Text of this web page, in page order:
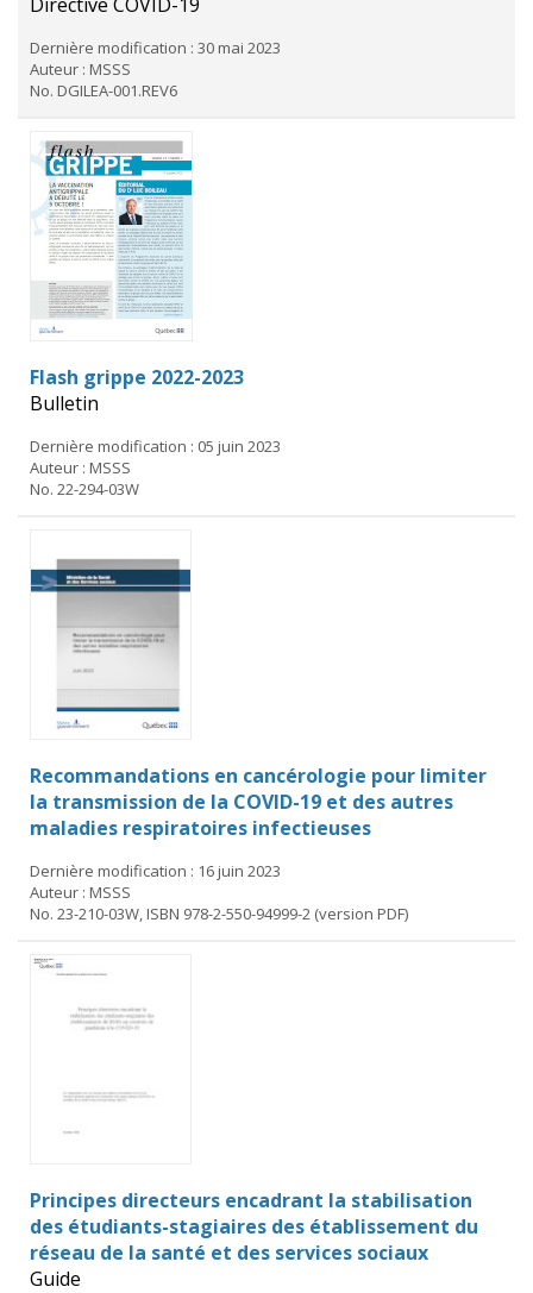
Dernière modification : 30 mai 2023
Auteur : MSSS
No. DGILEA-001.REV6
Flash grippe 2022-2023
Bulletin
Dernière modification : 05 juin 2023
Auteur : MSSS
No. 22-294-03W
Recommandations en cancérologie pour limiter
la transmission de la COVID-19 et des autres
maladies respiratoires infectieuses
Dernière modification : 16 juin 2023
Auteur : MSSS
No. 23-210-03W, ISBN 978-2-550-94999-2 (version PDF)
Principes directeurs encadrant la stabilisation
des étudiants-stagiaires des établissement du
réseau de la santé et des services sociaux
Guide